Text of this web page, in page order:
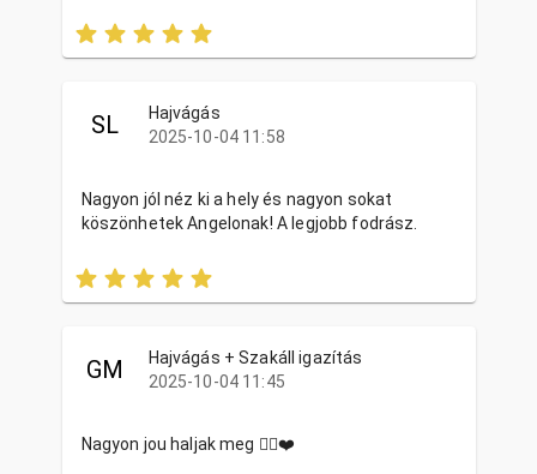
SL
Hajvágás
2025-10-04 11:58
Nagyon jól néz ki a hely és nagyon sokat
köszönhetek Angelonak! A legjobb fodrász.
GM
Hajvágás + Szakáll igazítás
2025-10-04 11:45
Nagyon jou haljak meg ✌🏾❤️